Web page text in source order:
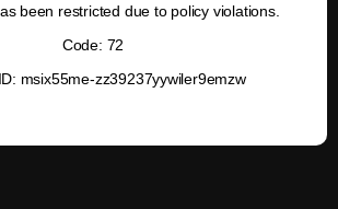
been restricted due to policy violations.
Code: 72
msix55me-zz39237yywiler9emzw